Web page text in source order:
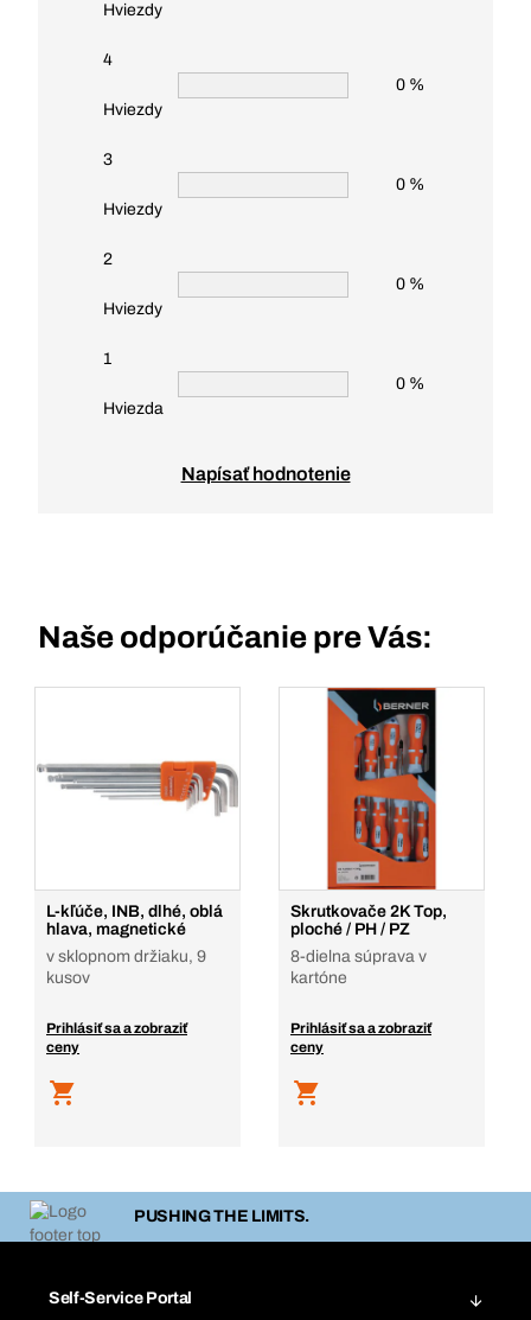
Hviezdy
4
Hviezdy
0 %
3
Hviezdy
0 %
2
Hviezdy
0 %
1
Hviezda
0 %
Napísať hodnotenie
Naše odporúčanie pre Vás:
L-kľúče, INB, dlhé, oblá
hlava, magnetické
v sklopnom držiaku, 9
kusov
Prihlásiť sa a zobraziť
ceny
Skrutkovače 2K Top,
ploché / PH / PZ
8-dielna súprava v
kartóne
Prihlásiť sa a zobraziť
ceny
PUSHING THE LIMITS.
Self-Service Portal